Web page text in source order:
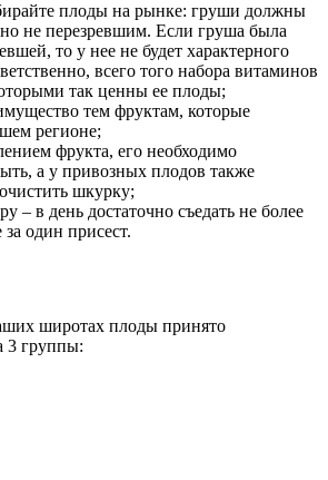
плоды на рынке: груши должны
не перезревшим. Если груша была
то у нее не будет характерного
всего того набора витаминов
так ценны ее плоды;
тем фруктам, которые
регионе;
фрукта, его необходимо
а у привозных плодов также
шкурку;
– в день достаточно съедать не более
один присест.
широтах плоды принято
3 группы: